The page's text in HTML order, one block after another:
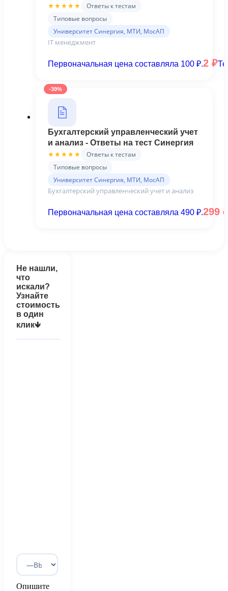
★★★★★
Ответы к тестам
Типовые вопросы
Университет Синергия, МТИ, МосАП
IT менеджмент
Первоначальная цена составляла 100 ₽.2 ₽
-39%
Бухгалтерский управленческий учет
и анализ - Ответы на тест Синергия
★★★★★
Ответы к тестам
Типовые вопросы
Университет Синергия, МТИ, МосАП
Бухгалтерский управленческий учет и анализ
Первоначальная цена составляла 490 ₽.299
Не нашли,
что
искали?
Узнайте
стоимость
в один
клик🡻
Опишите